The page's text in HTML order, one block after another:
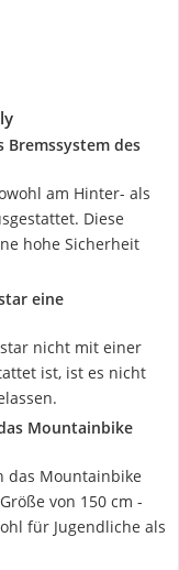
Bremssystem des
am Hinter- als
Diese
hohe Sicherheit
eine
nicht mit einer
ist, ist es nicht
Mountainbike
das Mountainbike
von 150 cm -
für Jugendliche als